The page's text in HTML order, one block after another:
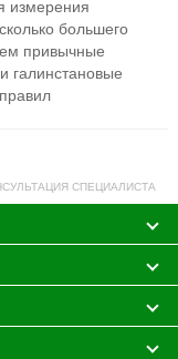
измерения
большего
привычные
галинстановые
СПЕЦИАЛИСТА